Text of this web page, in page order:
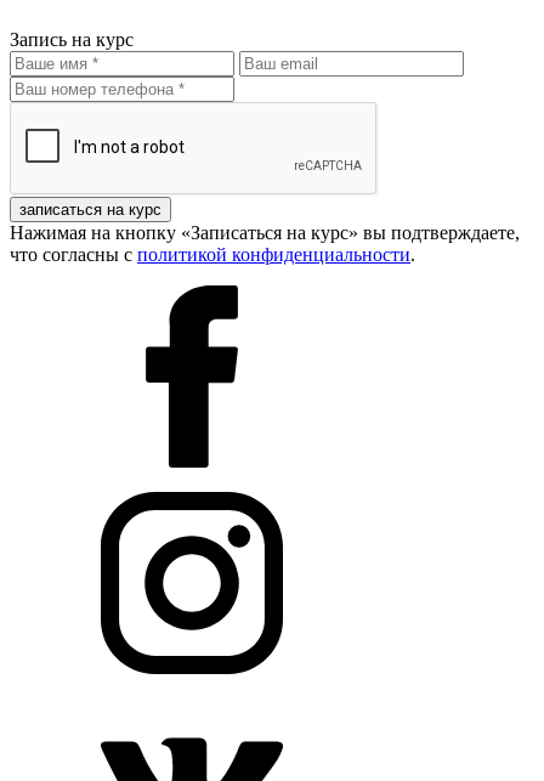
Запись на курс
записаться на курс
Нажимая на кнопку «Записаться на курс» вы подтверждаете,
что согласны с политикой конфиденциальности.